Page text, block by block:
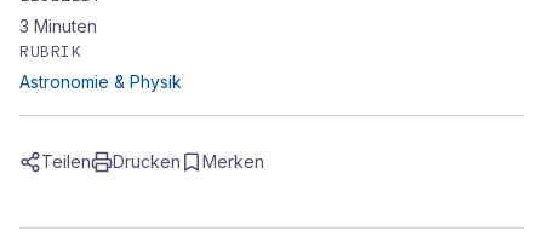
3 Minuten
RUBRIK
Astronomie & Physik
Teilen Drucken Merken